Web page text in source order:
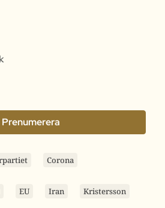
Prenumerera
Corona
EU Iran Kristersson